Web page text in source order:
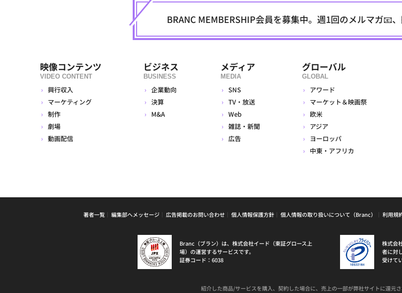
BRANC MEMBERSHIP会員を募集中。週1回のメルマガ📧
映像コンテンツ
VIDEO CONTENT
興行収入
マーケティング
制作
劇場
動画配信
ビジネス
BUSINESS
企業動向
決算
M&A
メディア
MEDIA
SNS
TV・放送
Web
雑誌・新聞
広告
グローバル
GLOBAL
アワード
マーケット＆映画祭
欧米
アジア
ヨーロッパ
中東・アフリカ
著者一覧 編集部へメッセージ 広告掲載のお問い合わせ 個人情報保護方針 個人情報の取り扱いについて（Branc） 利用規
Branc（ブラン）は、株式会社イード（東証グロース上
場）の運営するサービスです。
証券コード：6038
株式会
者に対
受けて
紹介した商品/サービスを購入、契約した場合に、売上の一部が弊社サイトに還元さ